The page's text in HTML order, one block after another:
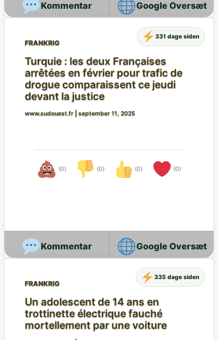
Google Oversæt
FRANKRIG
Turquie : les deux Françaises
arrêtées en février pour trafic de
drogue comparaissent ce jeudi
devant la justice
www.sudouest.fr september 11, 2025
(0) (0) (0) (0)
331 dage siden
Google Oversæt
FRANKRIG
Un adolescent de 14 ans en
trottinette électrique fauché
mortellement par une voiture
335 dage siden